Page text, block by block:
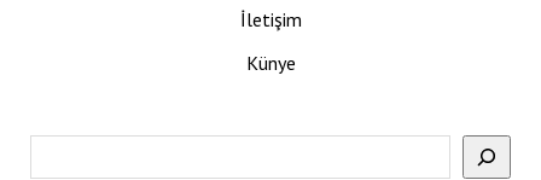
İletişim
Künye